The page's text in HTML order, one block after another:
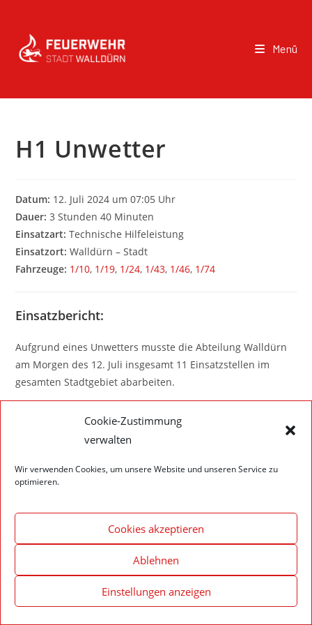
Cookie-Zustimmung
verwalten
Wir verwenden Cookies, um unsere Website und unseren Service zu
optimieren.
Cookies akzeptieren
Ablehnen
Einstellungen anzeigen
Menü
H1 Unwetter
Datum: 12. Juli 2024 um 07:05 Uhr
Dauer: 3 Stunden 40 Minuten
Einsatzart: Technische Hilfeleistung
Einsatzort: Walldürn – Stadt
Fahrzeuge: 1/10, 1/19, 1/24, 1/43, 1/46, 1/74
Einsatzbericht:
Aufgrund eines Unwetters musste die Abteilung Walldürn
am Morgen des 12. Juli insgesamt 11 Einsatzstellen im
gesamten Stadtgebiet abarbeiten.
Impressum – Datenschutzerklärung